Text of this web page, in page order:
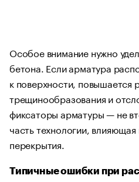
Особое внимание нужно
бетона. Если арматура
к поверхности, повышается
трещинообразования и
фиксаторы арматуры — не
часть технологии,
перекрытия.
Типичные ошибки при